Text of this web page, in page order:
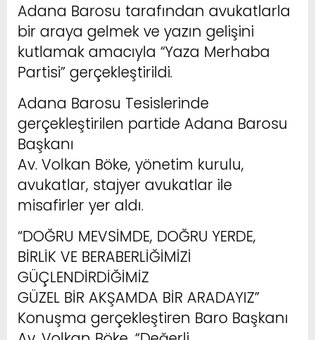
Adana Barosu tarafından avukatlarla
bir araya gelmek ve yazın gelişini
kutlamak amacıyla “Yaza Merhaba
Partisi” gerçekleştirildi.
Adana Barosu Tesislerinde
gerçekleştirilen partide Adana Barosu
Başkanı
Av. Volkan Böke, yönetim kurulu,
avukatlar, stajyer avukatlar ile
misafirler yer aldı.
“DOĞRU MEVSİMDE, DOĞRU YERDE,
BİRLİK VE BERABERLİĞİMİZİ
GÜÇLENDİRDİĞİMİZ
GÜZEL BİR AKŞAMDA BİR ARADAYIZ”
Konuşma gerçekleştiren Baro Başkanı